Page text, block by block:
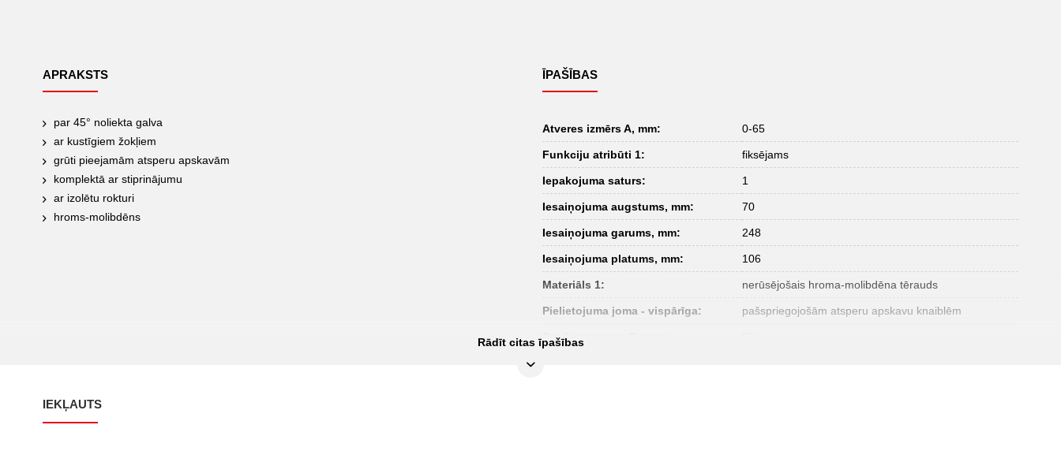
APRAKSTS
par 45° noliekta galva
ar kustīgiem žokļiem
grūti pieejamām atsperu apskavām
komplektā ar stiprinājumu
ar izolētu rokturi
hroms-molibdēns
ĪPAŠĪBAS
Atveres izmērs A, mm: 0-65
Funkciju atribūti 1: fiksējams
Iepakojuma saturs: 1
Iesaiņojuma augstums, mm: 70
Iesaiņojuma garums, mm: 248
Iesaiņojuma platums, mm: 106
Materiāls 1: nerūsējošais hroma-molibdēna tērauds
Pielietojuma joma - vispārīga: pašspriegojošām atsperu apskavu knaiblēm
Spailes garums C, mm:
Rādīt citas īpašības
IEKĻAUTS